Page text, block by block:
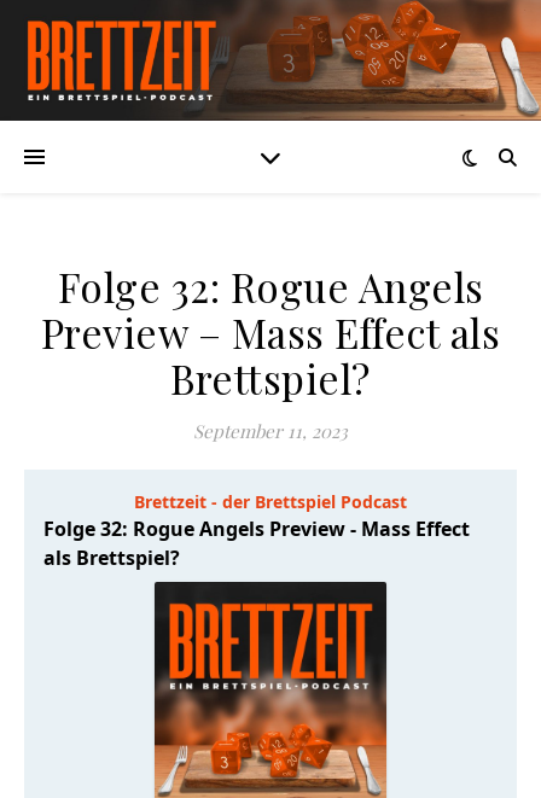
Folge 32: Rogue Angels
Preview – Mass Effect als
Brettspiel?
September 11, 2023